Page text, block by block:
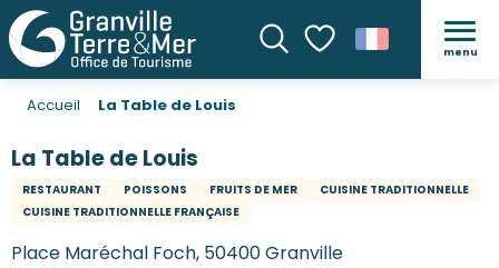
Recherche
Voir les favoris
menu
Accueil La Table de Louis
La Table de Louis
RESTAURANT POISSONS FRUITS DE MER
CUISINE TRADITIONNELLE
CUISINE TRADITIONNELLE FRANÇAISE
Place Maréchal Foch, 50400 Granville